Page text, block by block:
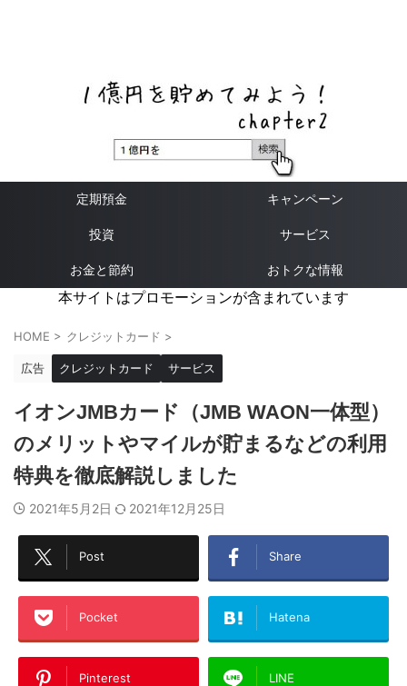
定期預金 キャンペーン
投資 サービス
お金と節約 おトクな情報
本サイトはプロモーションが含まれています
HOME > クレジットカード >
広告 クレジットカード サービス
イオンJMBカード（JMB WAON一体型）
のメリットやマイルが貯まるなどの利用
特典を徹底解説しました
2021年5月2日 2021年12月25日
Post Share
Pocket Hatena
Pinterest LINE